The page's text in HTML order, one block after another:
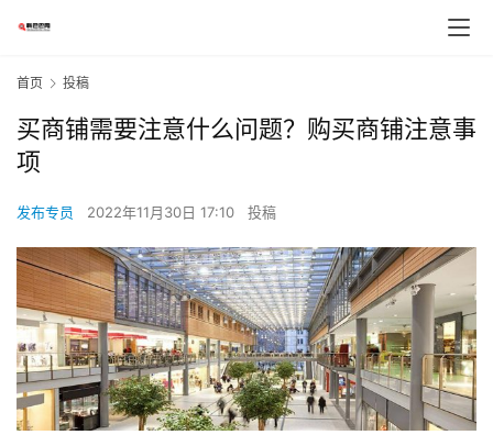
首页 投稿
买商铺需要注意什么问题？购买商铺注意事
项
发布专员 2022年11月30日 17:10 投稿